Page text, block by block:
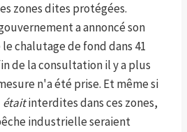
zones dites protégées.
a annoncé son
chalutage de fond dans 41
de la consultation il y a plus
n'a été prise. Et même si
étaitinterdites dans ces zones,
industrielle seraient